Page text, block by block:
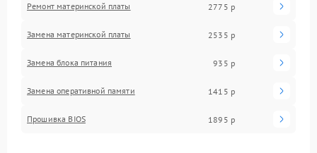
Ремонт материнской платы 2775 р
Замена материнской платы 2535 р
Замена блока питания 935 р
Замена оперативной памяти 1415 р
Прошивка BIOS 1895 р